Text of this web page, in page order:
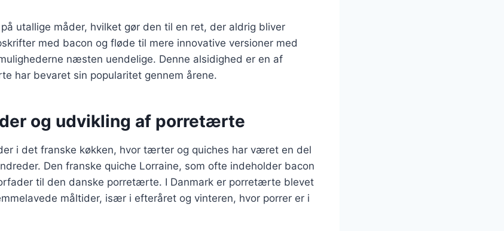
utallige måder, hvilket gør den til en ret, der aldrig bliver
med bacon og fløde til mere innovative versioner med
næsten uendelige. Denne alsidighed er en af
har bevaret sin popularitet gennem årene.
og udvikling af porretærte
i det franske køkken, hvor tærter og quiches har været en del
Den franske quiche Lorraine, som ofte indeholder bacon
til den danske porretærte. I Danmark er porretærte blevet
måltider, især i efteråret og vinteren, hvor porrer er i